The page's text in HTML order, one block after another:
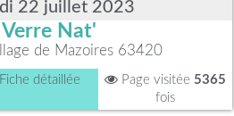
22 juillet 2023
Nat'
de Mazoires 63420
détaillée Page visitée 5365
fois